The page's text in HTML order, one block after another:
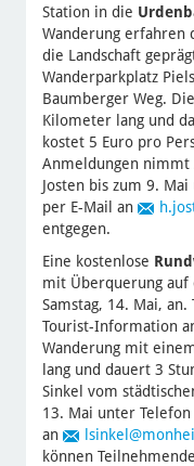
Station in die
Wanderung erfahren
die Landschaft
Wanderparkplatz
Baumberger Weg.
Kilometer lang und
kostet 5 Euro pro
Anmeldungen
Josten bis zum 9.
per E-Mail an
entgegen.
Eine kostenlose
mit Überquerung auf
Samstag, 14. Mai,
Tourist-Information
Wanderung mit
lang und dauert 3
Sinkel vom
13. Mai unter
an
lsinkel
können